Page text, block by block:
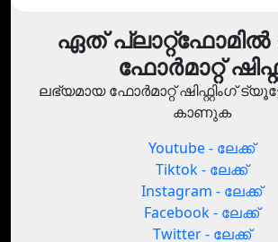
ഏത് പ്ലാറ്റ്‌ഫോമിൽ
ഫോർമാറ്റ്
ലഭ്യമായ ഫോർമാറ്റ് ഷിഫ്റ്റിംഗ്
കാണുക
Youtube - ലേക്ക്
Tiktok - ലേക്ക്
Instagram - ലേക്ക്
Facebook - ലേക്ക്
Twitter - ലേക്ക്